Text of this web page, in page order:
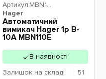
Hager
Артикул:MBN11
Автоматичний
вимикач Hager 1p B-
10A MBN110E
В наявності
Залишок на складі 51